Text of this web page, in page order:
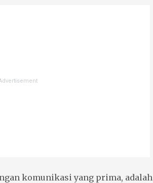
komunikasi yang prima, adalah